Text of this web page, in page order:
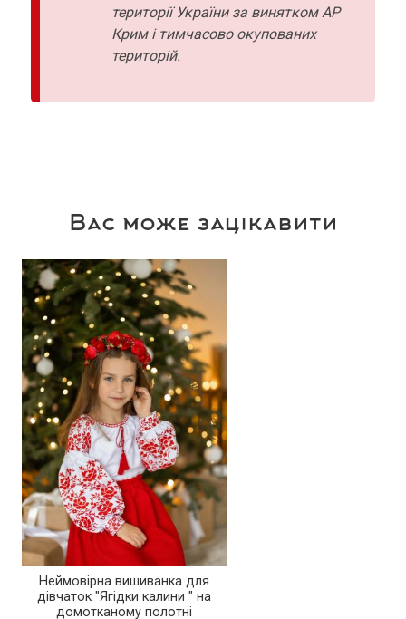
території України за винятком АР
Крим і тимчасово окупованих
територій.
Вас може зацікавити
Неймовірна вишиванка для
дівчаток "Ягідки калини " на
домотканому полотні